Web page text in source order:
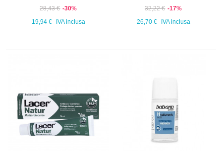
28,43 € -30%
19,94 €
IVA inclusa
32,22 € -17%
26,70 €
IVA inclusa